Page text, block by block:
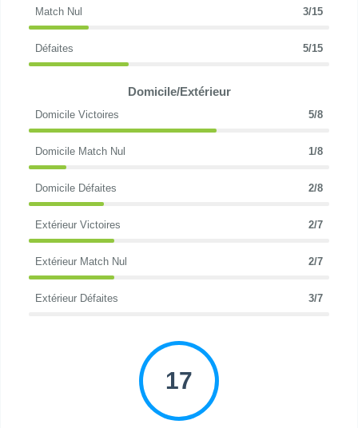
Match Nul 3/15
Défaites 5/15
Domicile/Extérieur
Domicile Victoires 5/8
Domicile Match Nul 1/8
Domicile Défaites 2/8
Extérieur Victoires 2/7
Extérieur Match Nul 2/7
Extérieur Défaites 3/7
17